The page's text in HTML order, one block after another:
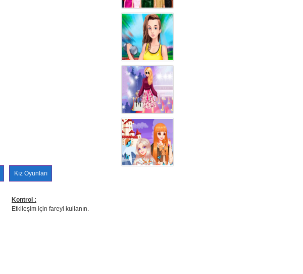
Kız Oyunları
Kontrol :
Etkileşim için fareyi kullanın.